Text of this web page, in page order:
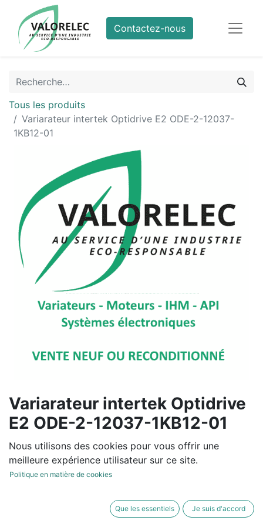
Contactez-nous
Tous les produits
Variarateur intertek Optidrive E2 ODE-2-12037-
1KB12-01
Variarateur intertek Optidrive
E2 ODE-2-12037-1KB12-01
Reconditionné
Pour un devis personnalisé,
contactez-nous
Uniquement 1 Unités disponible en stock.
Nous utilisons des cookies pour vous offrir une
meilleure expérience utilisateur sur ce site.
Politique en matière de cookies
Que les essentiels Je suis d'accord